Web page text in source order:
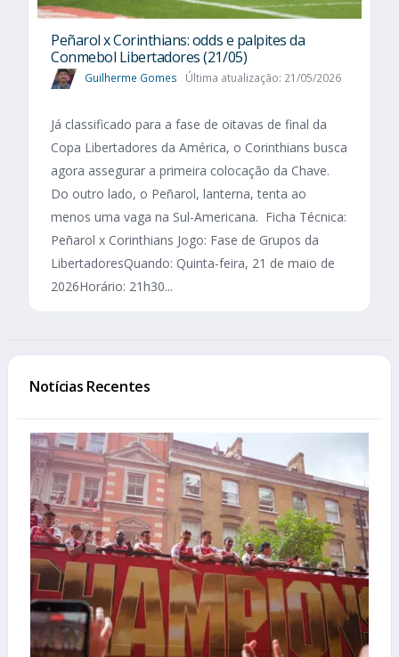
Peñarol x Corinthians: odds e palpites da
Conmebol Libertadores (21/05)
Guilherme Gomes Última atualização: 21/05/2026
Já classificado para a fase de oitavas de final da
Copa Libertadores da América, o Corinthians busca
agora assegurar a primeira colocação da Chave.
Do outro lado, o Peñarol, lanterna, tenta ao
menos uma vaga na Sul-Americana. Ficha Técnica:
Peñarol x Corinthians Jogo: Fase de Grupos da
LibertadoresQuando: Quinta-feira, 21 de maio de
2026Horário: 21h30...
Notícias Recentes